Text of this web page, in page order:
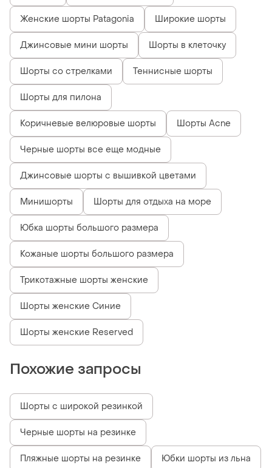
Женские шорты Patagonia Широкие шорты
Джинсовые мини шорты Шорты в клеточку
Шорты со стрелками Теннисные шорты
Шорты для пилона
Коричневые велюровые шорты Шорты Acne
Черные шорты все еще модные
Джинсовые шорты с вышивкой цветами
Минишорты Шорты для отдыха на море
Юбка шорты большого размера
Кожаные шорты большого размера
Трикотажные шорты женские
Шорты женские Синие
Шорты женские Reserved
Похожие запросы
Шорты с широкой резинкой
Черные шорты на резинке
Пляжные шорты на резинке Юбки шорты из льна